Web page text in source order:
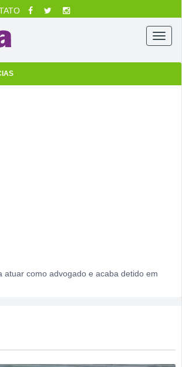
Menu
atuar como advogado e acaba detido em
por violência doméstica no Setor